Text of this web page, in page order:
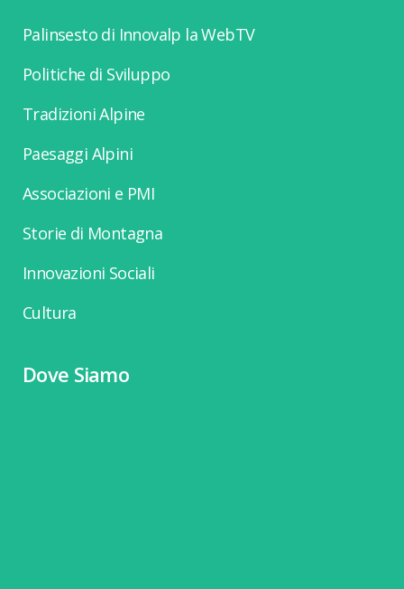
Palinsesto di Innovalp la WebTV
Politiche di Sviluppo
Tradizioni Alpine
Paesaggi Alpini
Associazioni e PMI
Storie di Montagna
Innovazioni Sociali
Cultura
Dove Siamo